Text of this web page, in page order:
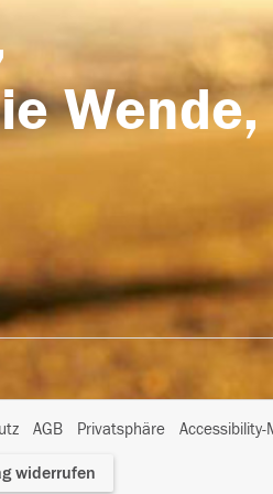
AGB Privatsphäre
I
widerrufen